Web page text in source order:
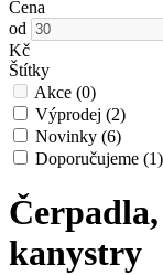
Cena
od
Kč
Štítky
Akce (0)
Výprodej (2)
Novinky (6)
Doporučujeme (1)
kanystry